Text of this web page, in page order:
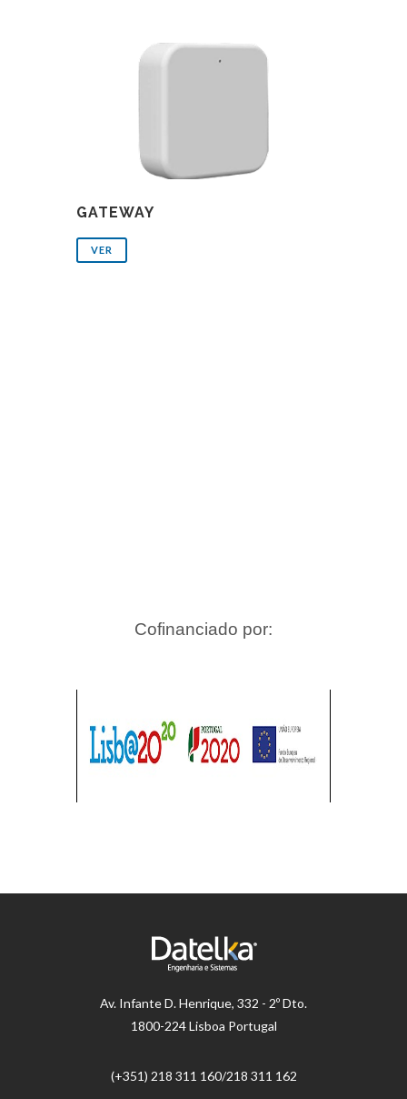
GATEWAY
VER
Cofinanciado por:
Av. Infante D. Henrique, 332 - 2º Dto.
1800-224 Lisboa Portugal
(+351) 218 ​​311 160/218 311 162